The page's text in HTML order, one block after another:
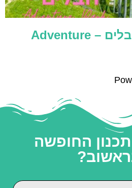
בראשוב פארק חבלים – Adventure
החופשה